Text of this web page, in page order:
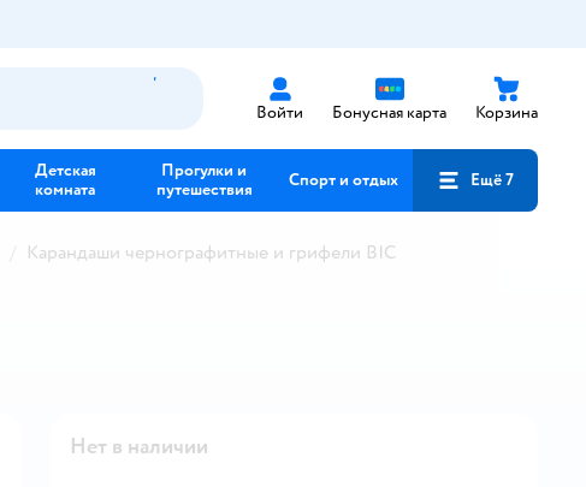
Войти Бонусная карта Корзина
Детская
комната
Прогулки и
путешествия
Спорт и отдых Ещё 7
Карандаши чернографитные и грифели BIC
Нет в наличии